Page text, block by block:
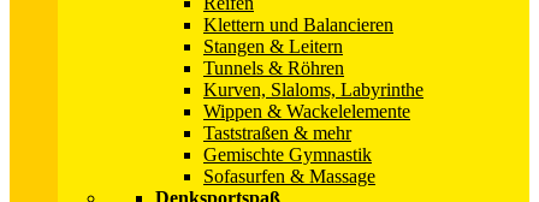
Klettern und Balancieren
Stangen & Leitern
Tunnels & Röhren
Kurven, Slaloms, Labyrinthe
Wippen & Wackelelemente
Taststraßen & mehr
Gemischte Gymnastik
Sofasurfen & Massage
Denksportspaß